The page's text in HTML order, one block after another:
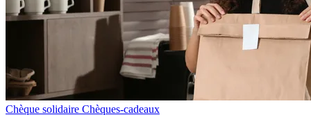
Chèque solidaire Chèques-cadeaux